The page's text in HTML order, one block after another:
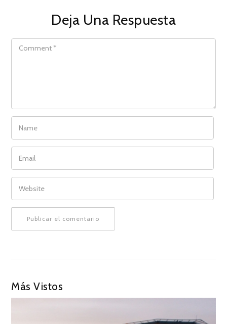
Deja Una Respuesta
COMMENT
NAME
EMAIL
WEBSITE
Más Vistos